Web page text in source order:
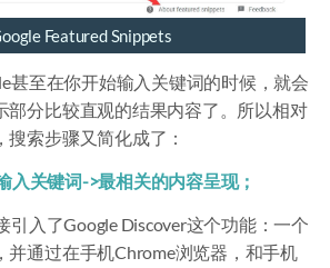
Featured Snippets
甚至在你开始输入关键词的时候，就会
部分比较直观的结果内容了。所以相对
索步骤又简化成了：
入关键词->最相关的内容呈现；
引入了Google Discover这个功能：一个
并通过在手机Chrome浏览器，和手机